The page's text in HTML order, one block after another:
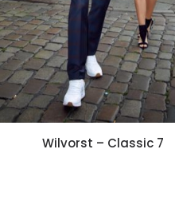
Wilvorst – Classic 7